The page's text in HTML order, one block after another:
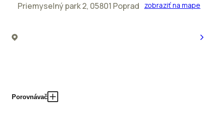
Priemyselný park 2, 05801 Poprad zobraziť na mape
Porovnávač